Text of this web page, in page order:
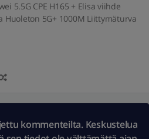
5.5G CPE H165 + Elisa viihde
Huoleton 5G+ 1000M Liittymäturva
kommenteilta. Keskustelua